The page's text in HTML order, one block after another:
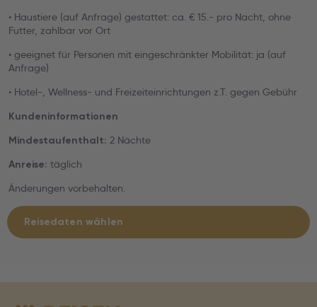
• Haustiere (auf Anfrage) gestattet: ca. € 15.- pro Nacht, ohne
Futter, zahlbar vor Ort
• geeignet für Personen mit eingeschränkter Mobilität: ja (auf
Anfrage)
• Hotel-, Wellness- und Freizeiteinrichtungen z.T. gegen Gebühr
Kundeninformationen
Mindestaufenthalt: 2 Nächte
Anreise: täglich
Änderungen vorbehalten.
Reisedaten wählen